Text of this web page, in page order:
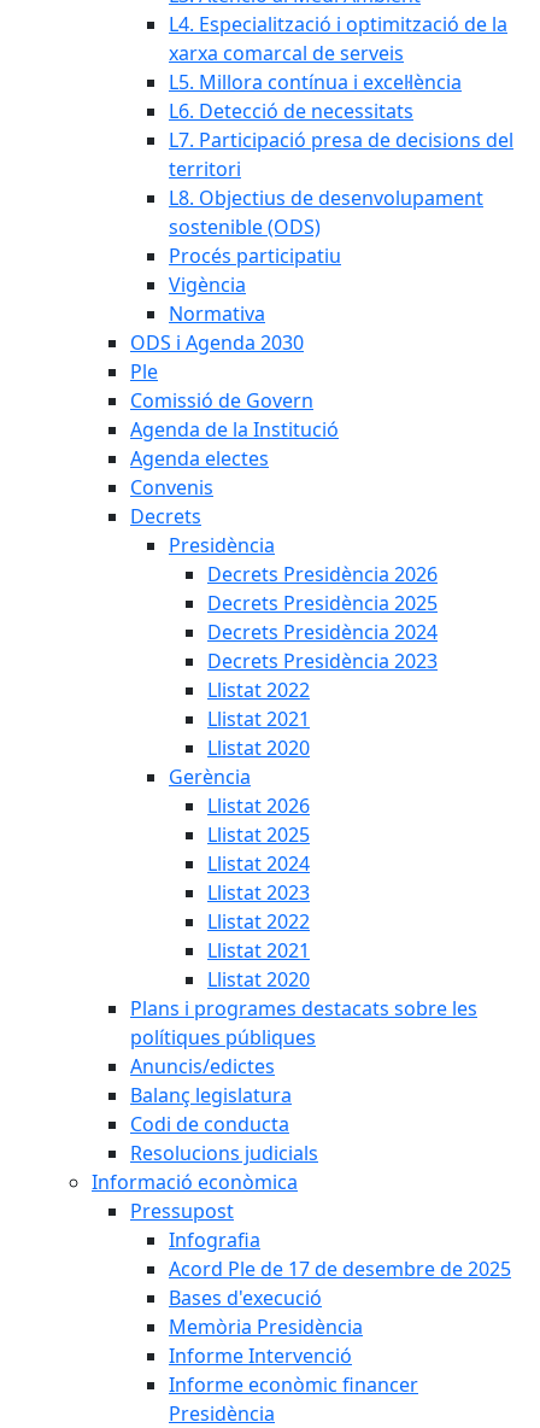
L4. Especialització i optimització de la
xarxa comarcal de serveis
L5. Millora contínua i excel·lència
L6. Detecció de necessitats
L7. Participació presa de decisions del
territori
L8. Objectius de desenvolupament
sostenible (ODS)
Procés participatiu
Vigència
Normativa
ODS i Agenda 2030
Ple
Comissió de Govern
Agenda de la Institució
Agenda electes
Convenis
Decrets
Presidència
Decrets Presidència 2026
Decrets Presidència 2025
Decrets Presidència 2024
Decrets Presidència 2023
Llistat 2022
Llistat 2021
Llistat 2020
Gerència
Llistat 2026
Llistat 2025
Llistat 2024
Llistat 2023
Llistat 2022
Llistat 2021
Llistat 2020
Plans i programes destacats sobre les
polítiques públiques
Anuncis/edictes
Balanç legislatura
Codi de conducta
Resolucions judicials
Informació econòmica
Pressupost
Infografia
Acord Ple de 17 de desembre de 2025
Bases d'execució
Memòria Presidència
Informe Intervenció
Informe econòmic financer
Presidència